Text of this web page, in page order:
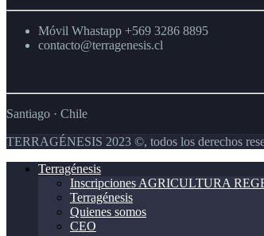
a
Mesa
la
Salud
Móvil Whastapp +569 3286 8895
contacto@terragenesis.cl
Santiago · Chile
TERRAGÉNESIS 2023 ©, todos los derechos
Terragénesis
Inscripciones AGRICULTURA
Terragénesis
Quienes somos
CEO